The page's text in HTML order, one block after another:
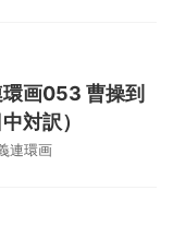
画053 曹操到
対訳）
連環画